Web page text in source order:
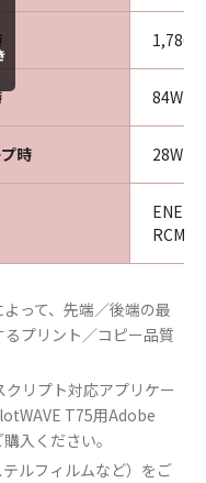
84W
時 28W
RCM、
って、先端／後端の最
プリント／コピー品質
リプト対応アプリケー
T75用Adobe
入ください。
ルフィルムなど）をご